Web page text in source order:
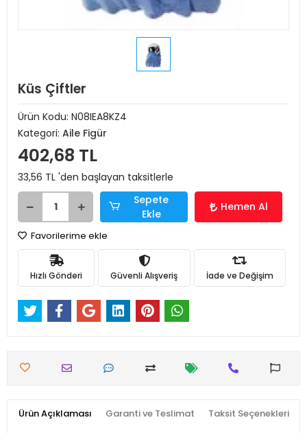
Küs Çiftler
Ürün Kodu: N08IEA8KZ4
Kategori: Aile Figür
402,68 TL
33,56 TL 'den başlayan taksitlerle
Sepete
Ekle
Hemen Al
Favorilerime ekle
Hızlı Gönderi Güvenli Alışveriş İade ve Değişim
Ürün Açıklaması Garanti ve Teslimat Taksit Seçenekleri